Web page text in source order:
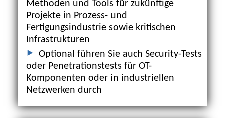
Methoden und Tools für zukünftige
Projekte in Prozess- und
Fertigungsindustrie sowie kritischen
Infrastrukturen
Optional führen Sie auch Security-Tests
oder Penetrationstests für OT-
Komponenten oder in industriellen
Netzwerken durch